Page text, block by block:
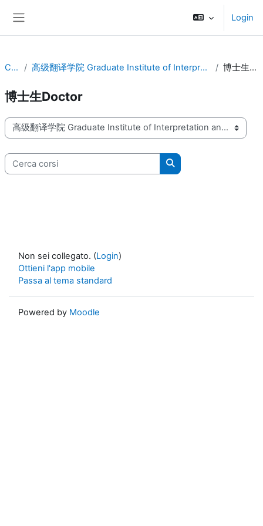
Login
Corsi 高级翻译学院 Graduate Institute of Interpretation and Translation 博士生Doctor
博士生Doctor
Categorie di corso
Cerca corsi
Cerca corsi
Non sei collegato. (Login)
Ottieni l'app mobile
Passa al tema standard
Powered by Moodle